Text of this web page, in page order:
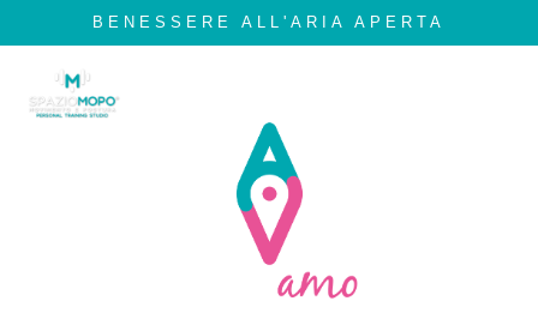
BENESSERE ALL'ARIA APERTA